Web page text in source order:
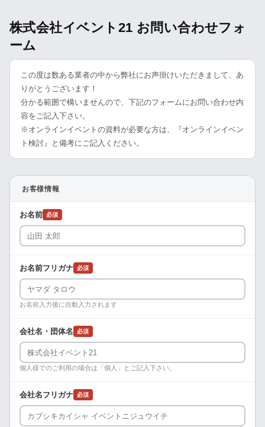
株式会社イベント21 お問い合わせフォ
ーム
この度は数ある業者の中から弊社にお声掛けいただきまして、あ
りがとうございます！
分かる範囲で構いませんので、下記のフォームにお問い合わせ内
容をご記入下さい。
※オンラインイベントの資料が必要な方は、『オンラインイベン
ト検討』と備考にご記入ください。
お客様情報
お名前 必須
お名前フリガナ 必須
お名前入力後に自動入力されます
会社名・団体名 必須
個人様でのご利用の場合は「個人」とご記入下さい。
会社名フリガナ 必須